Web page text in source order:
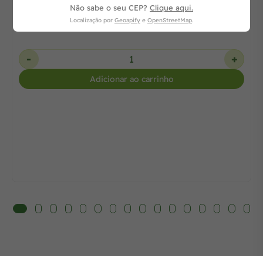
Consulte
- +
Adicionar ao carrinho
Não sabe o seu CEP? Clique aqui.
Localização por Geoapify e OpenStreetMap